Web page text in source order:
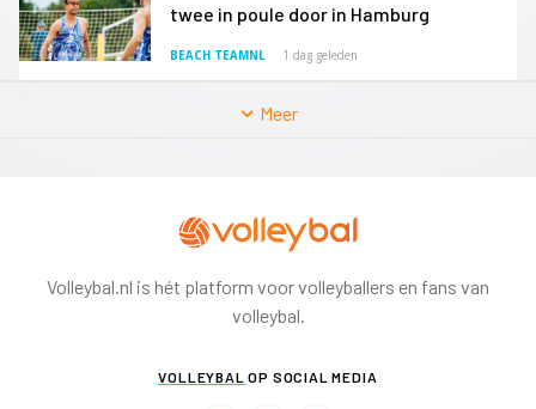
twee in poule door in Hamburg
BEACH TEAMNL 1 dag geleden
Meer
Volleybal.nl is hét platform voor volleyballers en fans van
volleybal.
VOLLEYBAL OP SOCIAL MEDIA